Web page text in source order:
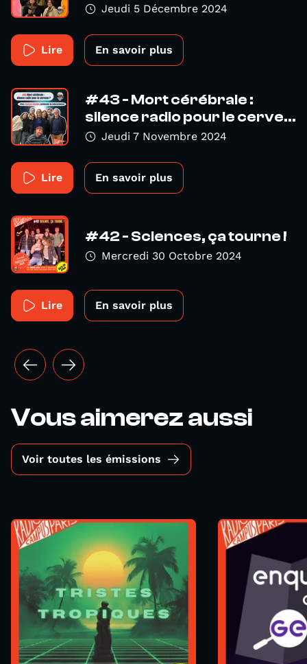
Jeudi 5 Décembre 2024
Lire En savoir plus
#43 - Mort cérébrale :
silence radio pour le cerve...
Jeudi 7 Novembre 2024
Lire En savoir plus
#42 - Sciences, ça tourne !
Mercredi 30 Octobre 2024
Lire En savoir plus
Vous aimerez aussi
Voir toutes les émissions